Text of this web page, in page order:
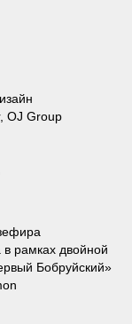
OJ Group
рамках двойной
Бобруйский»